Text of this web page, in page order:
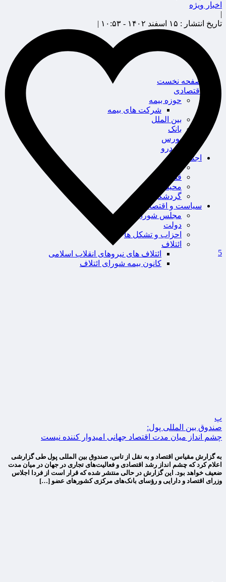
صفحه نخست
اقتصادی
حوزه بیمه
شرکت های بیمه
بین الملل
بانک
بورس
خودرو
اجتماعی
سلامت
قضایی
محیط زیست
گردشگری
سیاست و اقتصاد
مجلس شورای اسلامی
دولت
احزاب و تشکل ها
ائتلاف
ائتلاف های نیروهای انقلاب اسلامی
کانون بیمه شورای ائتلاف
اخبار ویژه
|
تاریخ انتشار : ۱۵ اسفند ۱۴۰۲ - ۱۰:۵۳ |
5
پ
صندوق بین المللی پول:
چشم انداز میان مدت اقتصاد جهانی امیدوار کننده نیست
به گزارش مقیاس اقتصاد و به نقل از تاس، صندوق بین المللی پول طی گزارشی
اعلام کرد که چشم انداز رشد اقتصادی و فعالیت‌های تجاری در جهان در میان مدت
ضعیف خواهد بود. این گزارش در حالی منتشر شده که قرار است از فردا اجلاس
وزرای اقتصاد و دارایی و رؤسای بانک‌های مرکزی کشورهای عضو […]